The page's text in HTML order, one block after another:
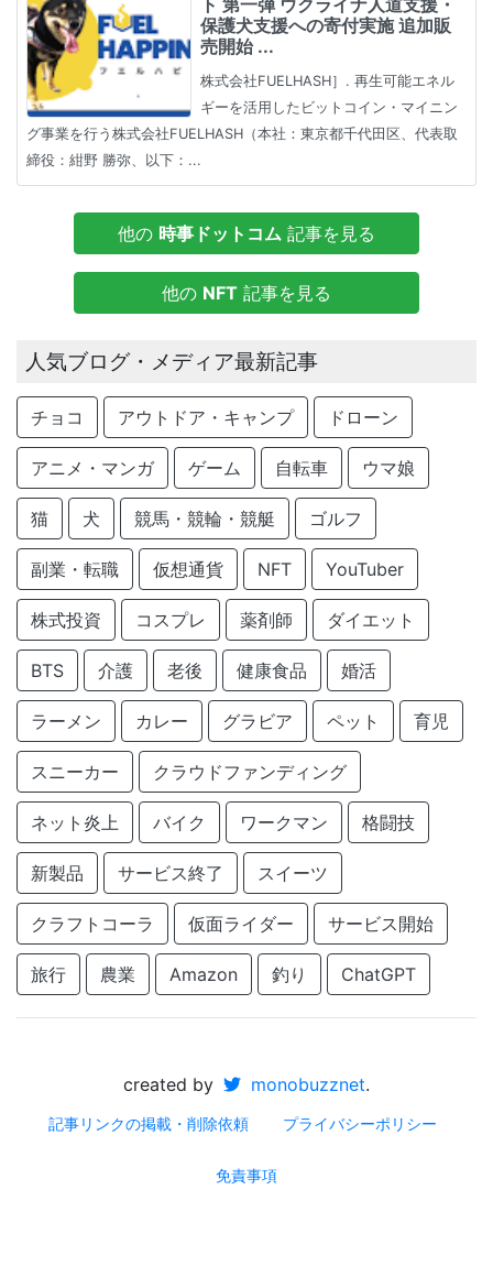
ト 第一弾 ウクライナ人道支援・
保護犬支援への寄付実施 追加販
売開始 ...
株式会社FUELHASH］. 再生可能エネル
ギーを活用したビットコイン・マイニン
グ事業を行う株式会社FUELHASH（本社：東京都千代田区、代表取
締役：紺野 勝弥、以下：...
他の 時事ドットコム 記事を見る
他の NFT 記事を見る
人気ブログ・メディア最新記事
チョコ アウトドア・キャンプ ドローン
アニメ・マンガ ゲーム 自転車 ウマ娘
猫 犬 競馬・競輪・競艇 ゴルフ
副業・転職 仮想通貨 NFT YouTuber
株式投資 コスプレ 薬剤師 ダイエット
BTS 介護 老後 健康食品 婚活
ラーメン カレー グラビア ペット 育児
スニーカー クラウドファンディング
ネット炎上 バイク ワークマン 格闘技
新製品 サービス終了 スイーツ
クラフトコーラ 仮面ライダー サービス開始
旅行 農業 Amazon 釣り ChatGPT
created by monobuzznet.
記事リンクの掲載・削除依頼 プライバシーポリシー
免責事項